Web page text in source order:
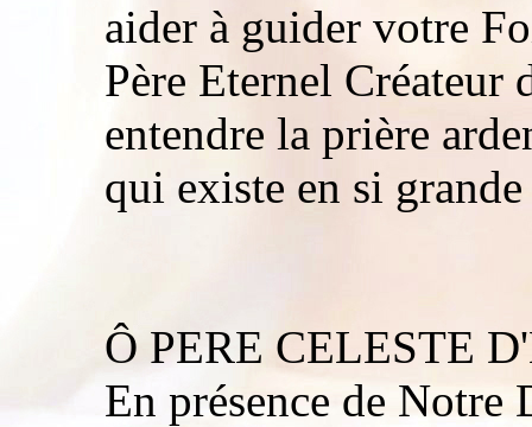
aider à guider votre
Père Eternel Créateur
entendre la prière
qui existe en si
Ô PERE CELESTE
En présence de Notre